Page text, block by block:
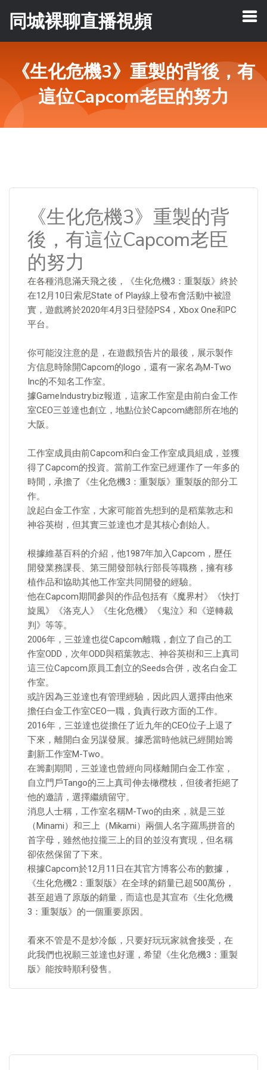
同城裸聊直播視頻
《生化危機3》重製的背後，有
這位Capcom老臣的努力
《生化危機3》重製的背
後，有這位Capcom老臣
的努力
在各種消息滿天飛之後，《生化危機3：重製版》終於
在12月10日索尼State of Play線上發布會活動中被證
實，遊戲將於2020年4月3日登陸PS4，Xbox One和PC
平台。
你可能沒注意的是，在遊戲預告片的最後，展示製作
方信息時除開Capcom的logo，還有一家名為M-Two
Inc的不知名工作室。
據GameIndustry.biz報道，這家工作室是由前白金工作
室CEO三並達也創立，地點位於Capcom總部所在地的
大阪。
工作室成員由前Capcom和白金工作室成員組成，並獲
得了Capcom的投資。當前工作室已經運作了一年多的
時間，承擔了《生化危機3：重製版》重製版的部分工
作。
說起白金工作室，大家可能首先想到的是稻葉敦志和
神谷英樹，但其實三並達也才是其核心創始人。
根據維基百科的介紹，他1987年加入Capcom，歷任
開發業務課長、第三開發部執行部長等職務，擁有移
植作品和協助其他工作室共同開發的經驗。
他在Capcom期間參與的作品包括有《魔界村》《快打
旋風》《洛克人》《生化危機》《鬼泣》和《逆轉裁
判》等等。
2006年，三並達也從Capcom離職，創立了自己的工
作室ODD，次年ODD與稻葉敦志、神谷英樹和三上真司
這三位Capcom原員工創立的Seeds合併，改名白金工
作室。
或許因為三並達也有管理經驗，因此四人選擇由他來
擔任白金工作室CEO一職，負責行政方面的工作。
2016年，三並達也從擔任了近九年的CEO位子上退了
下來，離開白金另謀發展。據悉當時他就已經開始籌
劃新工作室M-Two。
在籌劃期間，三並達也曾經向同樣離開白金工作室，
自立門戶Tango的三上真司伸去橄欖枝，但後者拒絕了
他的邀請，選擇繼續留守。
消息人士稱，工作室名稱M-Two的由來，就是三並
（Minami）和三上（Mikami）兩個人名字羅馬拼音的
首字母，雖然他拉攏三上的目的並沒有實現，但名稱
卻依然保留了下來。
根據Capcom於12月11日在其官方博客公布的數據，
《生化危機2：重製版》在全球的銷量已超500萬份，
甚至超過了原版的銷量，而這也是其宣布《生化危機
3：重製版》的一個重要原因。
看來不管是不是炒冷飯，只要好玩玩家就會接受，在
此我們也祝願三並達也好運，希望《生化危機3：重製
版》能按時順利發售。